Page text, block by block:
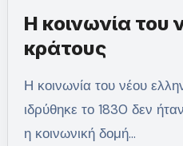
Η κοινωνία του
κράτους
Η κοινωνία του νέου ελληνικού κράτους που
ιδρύθηκε το 1830 δεν
η κοινωνική δομή…